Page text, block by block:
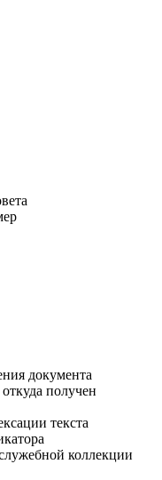
документа
получен
текста
коллекции